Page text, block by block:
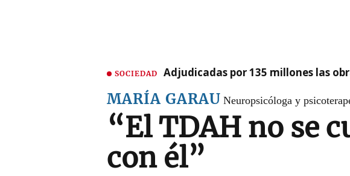
SOCIEDAD Adjudicadas por 135 millones las
MARÍA GARAU Neuropsicóloga y
“El TDAH no se
con él”